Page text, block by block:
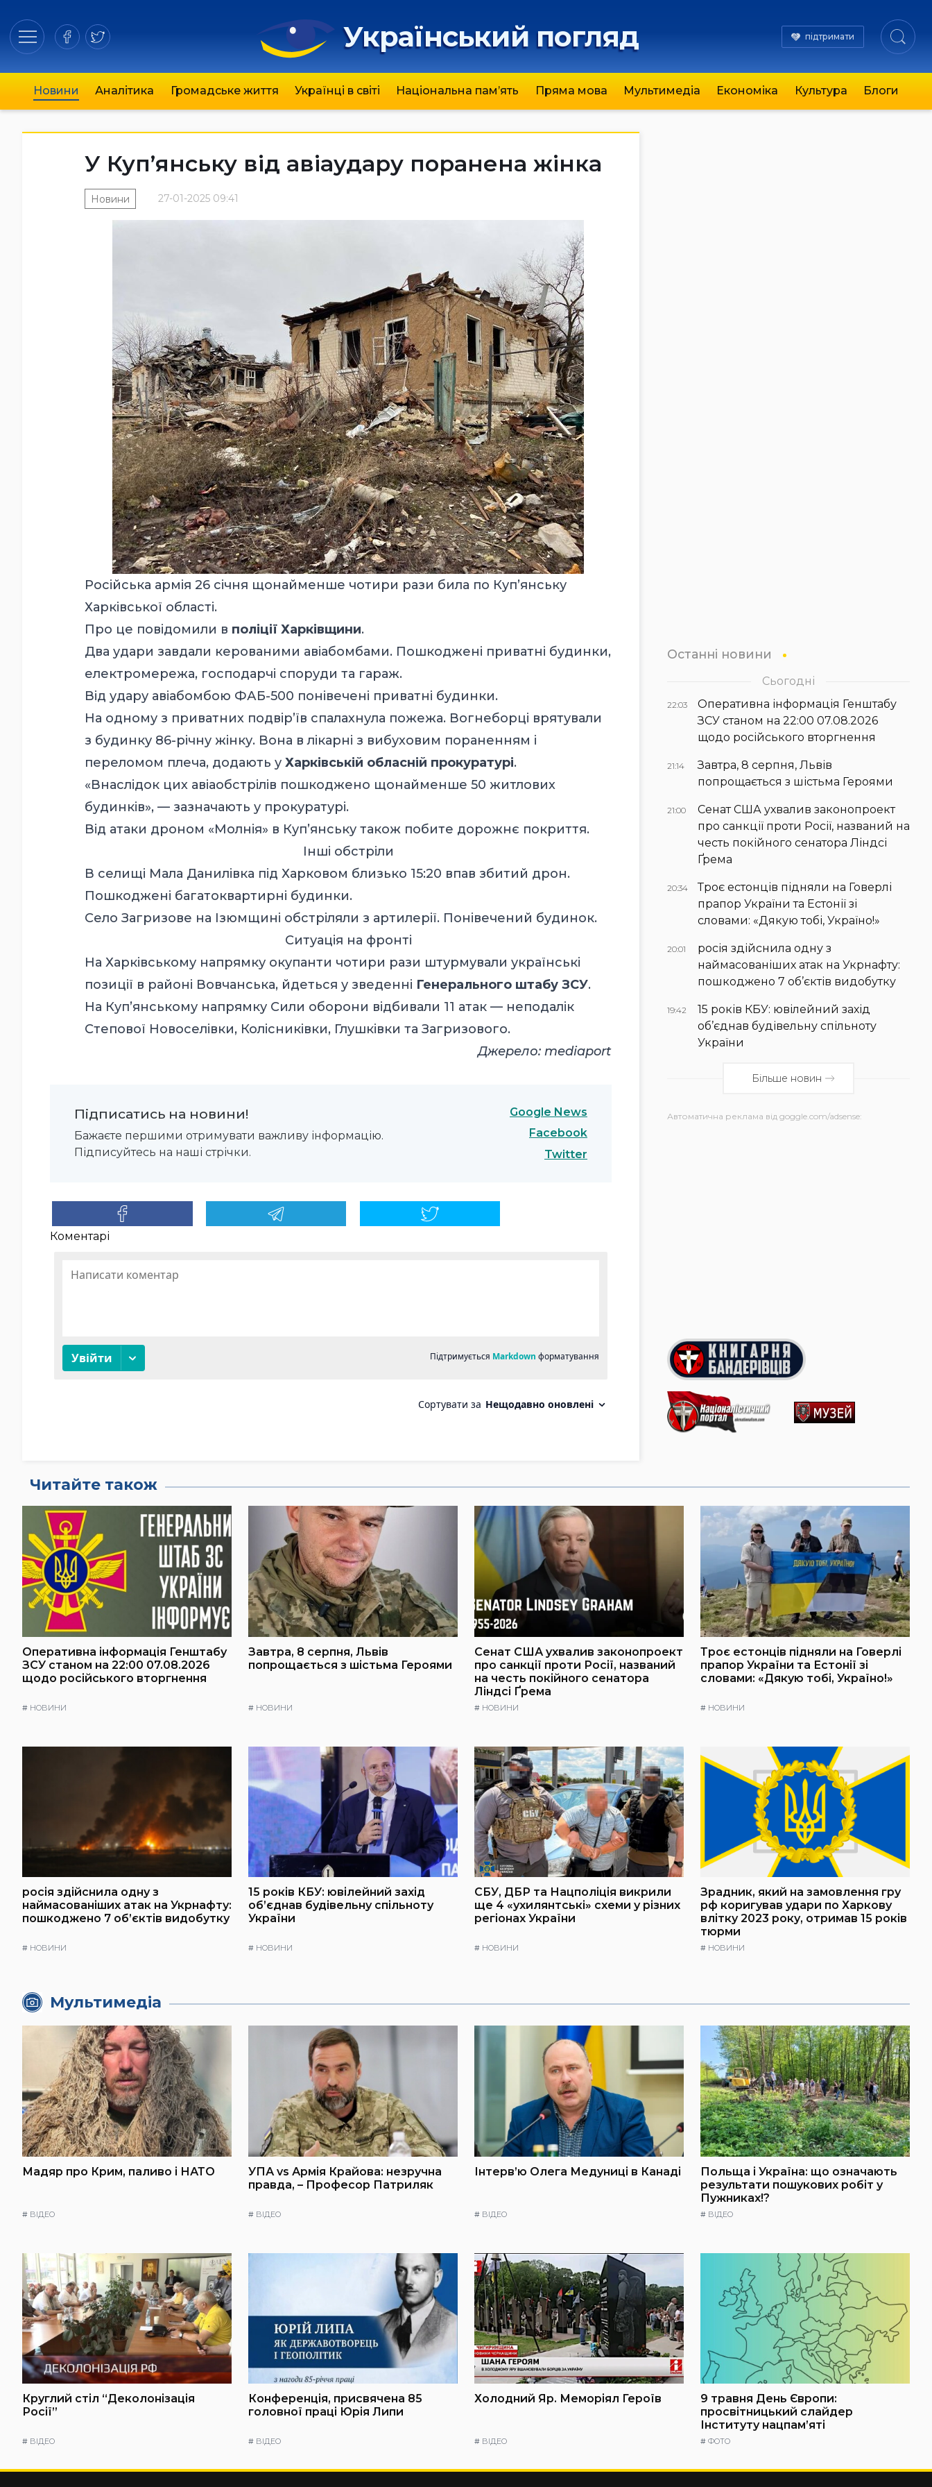
Український погляд підтримати
Новини Аналітика Громадське життя Українці в світі Національна пам’ять Пряма мова Мультимедіа Економіка Культура Блоги
У Куп’янську від авіаудару поранена жінка
27-01-2025 09:41
Новини
Російська армія 26 січня щонайменше чотири рази била по Куп’янську
Харківської області.
Про це повідомили в поліції Харківщини.
Два удари завдали керованими авіабомбами. Пошкоджені приватні будинки,
електромережа, господарчі споруди та гараж.
Від удару авіабомбою ФАБ-500 понівечені приватні будинки.
На одному з приватних подвір’їв спалахнула пожежа. Вогнеборці врятували
з будинку 86-річну жінку. Вона в лікарні з вибуховим пораненням і
переломом плеча, додають у Харківській обласній прокуратурі.
«Внаслідок цих авіаобстрілів пошкоджено щонайменше 50 житлових
будинків», — зазначають у прокуратурі.
Від атаки дроном «Молнія» в Куп’янську також побите дорожнє покриття.
Інші обстріли
В селищі Мала Данилівка під Харковом близько 15:20 впав збитий дрон.
Пошкоджені багатоквартирні будинки.
Село Загризове на Ізюмщині обстріляли з артилерії. Понівечений будинок.
Ситуація на фронті
На Харківському напрямку окупанти чотири рази штурмували українські
позиції в районі Вовчанська, йдеться у зведенні Генерального штабу ЗСУ.
На Куп’янському напрямку Сили оборони відбивали 11 атак — неподалік
Степової Новоселівки, Колісниківки, Глушківки та Загризового.
Джерело: mediaport
Підписатись на новини!
Бажаєте першими отримувати важливу інформацію.
Підписуйтесь на наші стрічки.
Google News
Facebook
Twitter
Коментарі
Останні новини
Сьогодні
22:03
Оперативна інформація Генштабу
ЗСУ станом на 22:00 07.08.2026
щодо російського вторгнення
21:14
Завтра, 8 серпня, Львів
попрощається з шістьма Героями
21:00
Сенат США ухвалив законопроект
про санкції проти Росії, названий на
честь покійного сенатора Ліндсі
Ґрема
20:34
Троє естонців підняли на Говерлі
прапор України та Естонії зі
словами: «Дякую тобі, Україно!»
20:01
росія здійснила одну з
наймасованіших атак на Укрнафту:
пошкоджено 7 об’єктів видобутку
19:42
15 років КБУ: ювілейний захід
об’єднав будівельну спільноту
України
Більше новин
Автоматична реклама від goggle.com/adsense:
Читайте також
Оперативна інформація Генштабу
ЗСУ станом на 22:00 07.08.2026
щодо російського вторгнення
# НОВИНИ
Завтра, 8 серпня, Львів
попрощається з шістьма Героями
# НОВИНИ
Сенат США ухвалив законопроект
про санкції проти Росії, названий
на честь покійного сенатора
Ліндсі Ґрема
# НОВИНИ
Троє естонців підняли на Говерлі
прапор України та Естонії зі
словами: «Дякую тобі, Україно!»
# НОВИНИ
росія здійснила одну з
наймасованіших атак на Укрнафту:
пошкоджено 7 об’єктів видобутку
# НОВИНИ
15 років КБУ: ювілейний захід
об’єднав будівельну спільноту
України
# НОВИНИ
СБУ, ДБР та Нацполіція викрили
ще 4 «ухилянтські» схеми у різних
регіонах України
# НОВИНИ
Зрадник, який на замовлення гру
рф коригував удари по Харкову
влітку 2023 року, отримав 15 років
тюрми
# НОВИНИ
Мультимедіа
Мадяр про Крим, паливо і НАТО
# ВІДЕО
УПА vs Армія Крайова: незручна
правда, – Професор Патриляк
# ВІДЕО
Інтерв’ю Олега Медуниці в Канаді
# ВІДЕО
Польща і Україна: що означають
результати пошукових робіт у
Пужниках!?
# ВІДЕО
Круглий стіл “Деколонізація
Росії”
# ВІДЕО
Конференція, присвячена 85
головної праці Юрія Липи
# ВІДЕО
Холодний Яр. Меморіял Героїв
# ВІДЕО
9 травня День Європи:
просвітницький слайдер
Інституту нацпам’яті
# ФОТО